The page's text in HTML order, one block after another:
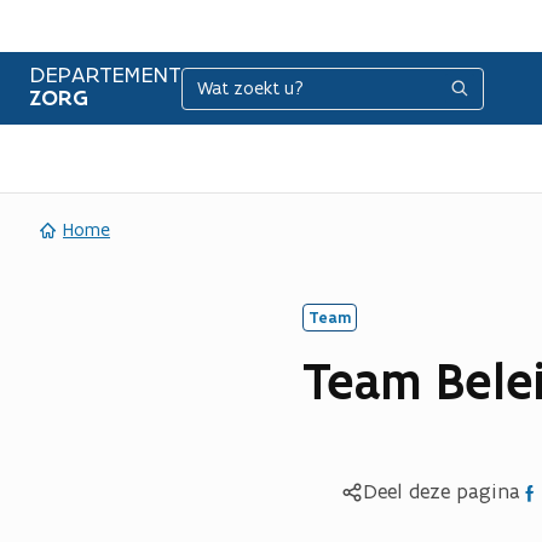
DEPARTEMENT
ZORG
Zoeken Zoeken
Home
Team
Team
Deel deze pagina